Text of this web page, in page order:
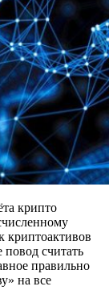
крипто
криптоактивов
повод считать
правильно
на все